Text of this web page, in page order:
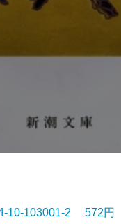
10-103001-2 572円